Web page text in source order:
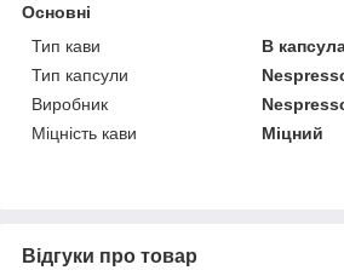
Основні
Тип кави
В
Тип капсули
Виробник
Міцність кави
Міцний
Відгуки про товар